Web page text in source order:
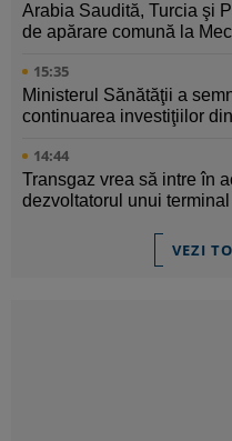
Arabia Saudită, Turcia şi
de apărare comună la
15:35
Ministerul Sănătăţii a
continuarea investiţiilor
14:44
Transgaz vrea să intre în
dezvoltatorul unui
VEZI